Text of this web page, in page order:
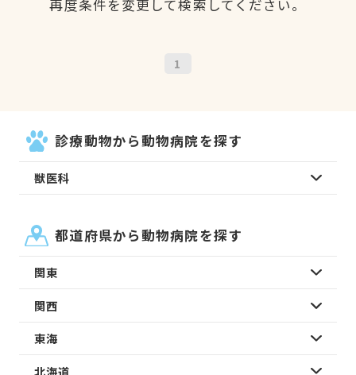
再度条件を変更して検索してください。
1
診療動物から動物病院を探す
獣医科
都道府県から動物病院を探す
関東
関西
東海
北海道